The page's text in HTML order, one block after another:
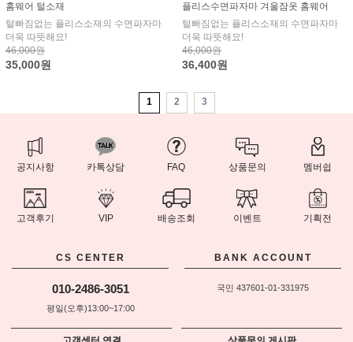
홈웨어 털소재
털빠짐없는 플리스소재의 수면파자마
더욱 따뜻해요!
46,000원
35,000원
플리스수면파자마 겨울잠옷 홈웨어
털빠짐없는 플리스소재의 수면파자마
더욱 따뜻해요!
46,000원
36,400원
1 2 3
공지사항 카톡상담 FAQ 상품문의 멤버쉽
고객후기 VIP 배송조회 이벤트 기획전
CS CENTER
010-2486-3051
평일(오후)13:00~17:00
BANK ACCOUNT
국민 437601-01-331975